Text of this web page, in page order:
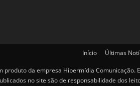
Início Últimas
produto da empresa Hipermídia
no site são de responsabilidade dos